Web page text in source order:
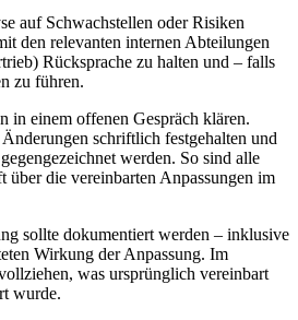
auf Schwachstellen oder Risiken
den relevanten internen Abteilungen
Rücksprache zu halten und – falls
zu führen.
in einem offenen Gespräch klären.
schriftlich festgehalten und
werden. So sind alle
die vereinbarten Anpassungen im
sollte dokumentiert werden – inklusive
Wirkung der Anpassung. Im
was ursprünglich vereinbart
wurde.